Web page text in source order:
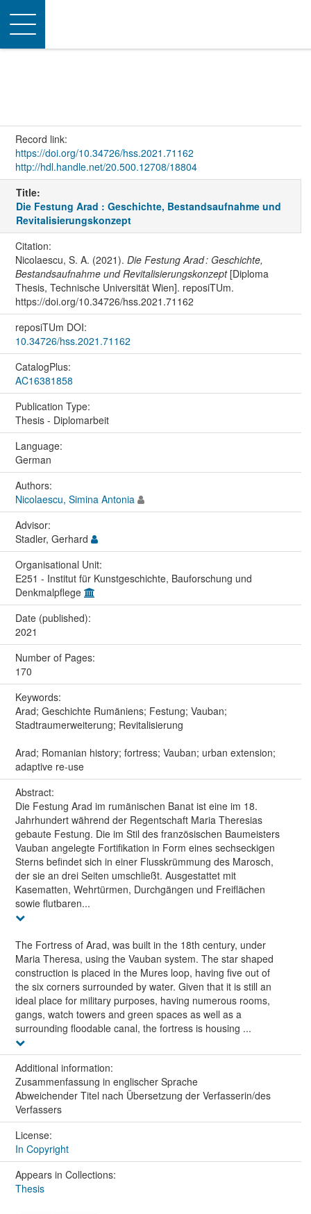
Toggle
navigation
Record link:
https://doi.org/10.34726/hss.2021.71162
http://hdl.handle.net/20.500.12708/18804
Title:
Die Festung Arad : Geschichte, Bestandsaufnahme und
Revitalisierungskonzept
Citation:
Nicolaescu, S. A. (2021). Die Festung Arad : Geschichte,
Bestandsaufnahme und Revitalisierungskonzept[Diploma
Thesis, Technische Universität Wien]. reposiTUm.
https://doi.org/10.34726/hss.2021.71162
reposiTUm DOI:
10.34726/hss.2021.71162
CatalogPlus:
AC16381858
Publication Type:
Thesis - Diplomarbeit
Language:
German
Authors:
Nicolaescu, Simina Antonia
Advisor:
Stadler, Gerhard
Organisational Unit:
E251 - Institut für Kunstgeschichte, Bauforschung und
Denkmalpflege
Date (published):
2021
Number of Pages:
170
Keywords:
Arad; Geschichte Rumäniens; Festung; Vauban;
Stadtraumerweiterung; Revitalisierung
Arad; Romanian history; fortress; Vauban; urban extension;
adaptive re-use
Abstract:
Die Festung Arad im rumänischen Banat ist eine im 18.
Jahrhundert während der Regentschaft Maria Theresias
gebaute Festung. Die im Stil des französischen Baumeisters
Vauban angelegte Fortifikation in Form eines sechseckigen
Sterns befindet sich in einer Flusskrümmung des Marosch,
der sie an drei Seiten umschließt. Ausgestattet mit
Kasematten, Wehrtürmen, Durchgängen und Freiflächen
sowie flutbaren...
The Fortress of Arad, was built in the 18th century, under
Maria Theresa, using the Vauban system. The star shaped
construction is placed in the Mures loop, having five out of
the six corners surrounded by water. Given that it is still an
ideal place for military purposes, having numerous rooms,
gangs, watch towers and green spaces as well as a
surrounding floodable canal, the fortress is housing ...
Additional information:
Zusammenfassung in englischer Sprache
Abweichender Titel nach Übersetzung der Verfasserin/des
Verfassers
License:
In Copyright
Appears in Collections:
Thesis